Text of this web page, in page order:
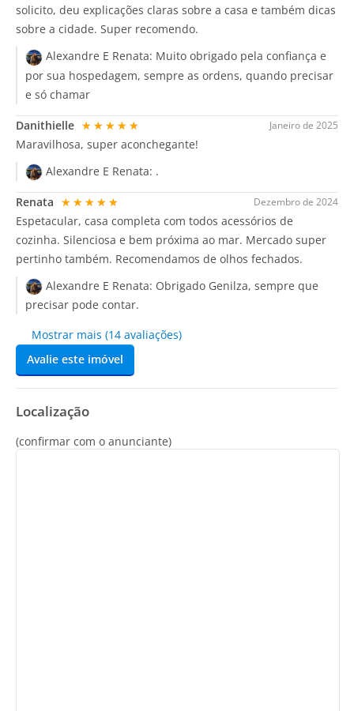
solicito, deu explicações claras sobre a casa e também dicas
sobre a cidade. Super recomendo.
Alexandre E Renata: Muito obrigado pela confiança e
por sua hospedagem, sempre as ordens, quando precisar
e só chamar
Janeiro de 2025
Danithielle ★★★★★
Maravilhosa, super aconchegante!
Alexandre E Renata: .
Dezembro de 2024
Renata ★★★★★
Espetacular, casa completa com todos acessórios de
cozinha. Silenciosa e bem próxima ao mar. Mercado super
pertinho também. Recomendamos de olhos fechados.
Alexandre E Renata: Obrigado Genilza, sempre que
precisar pode contar.
Mostrar mais (14 avaliações)
Avalie este imóvel
Localização
(confirmar com o anunciante)